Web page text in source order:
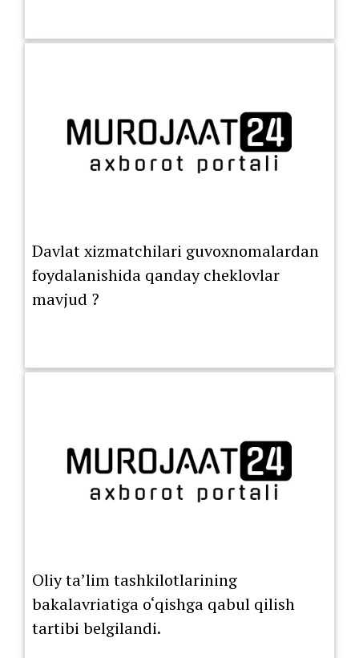
Davlat xizmatchilari guvoxnomalardan
foydalanishida qanday cheklovlar
mavjud ?
Oliy ta’lim tashkilotlarining
bakalavriatiga o‘qishga qabul qilish
tartibi belgilandi.